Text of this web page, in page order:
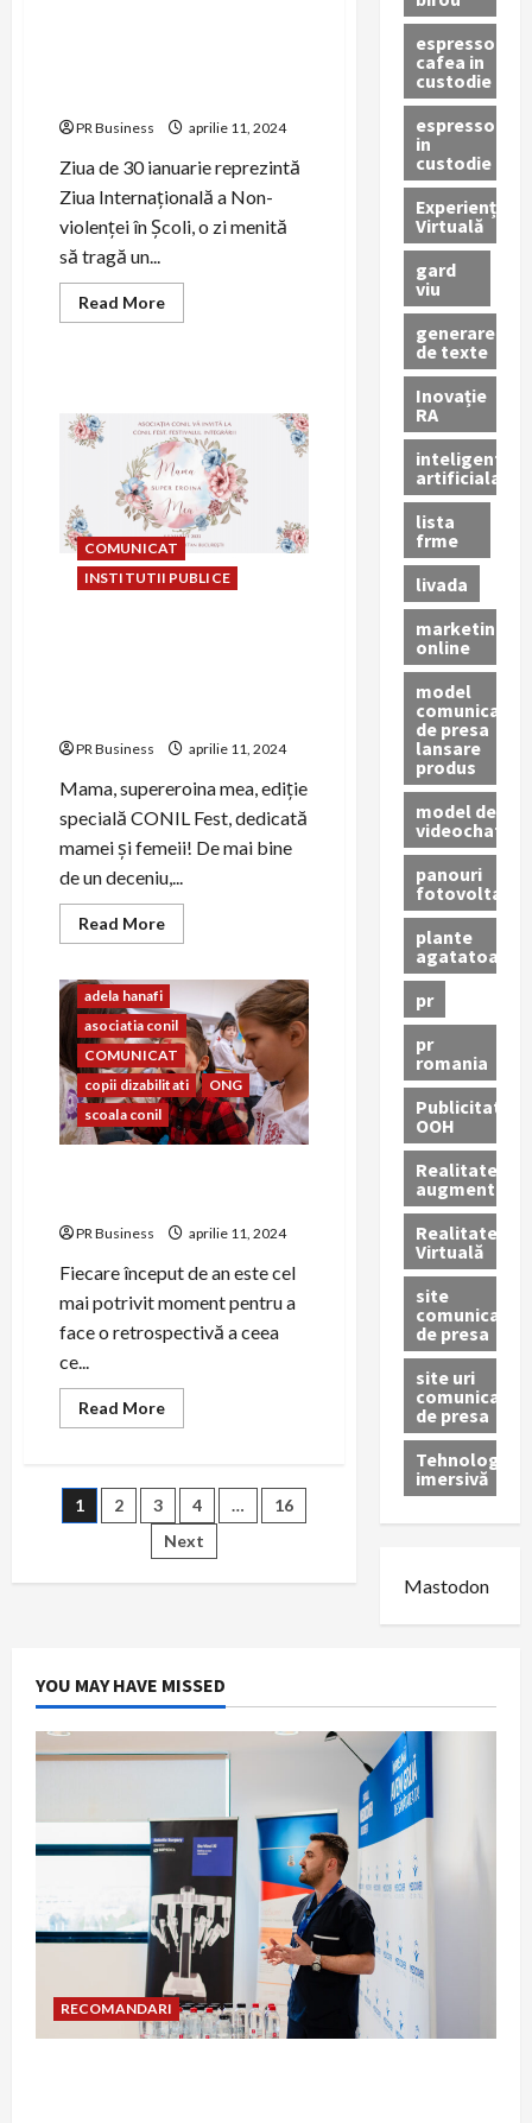
PR Business aprilie 11, 2024
Ziua de 30 ianuarie reprezintă
Ziua Internațională a Non-
violenței în Școli, o zi menită
să tragă un...
Read MoreRead
more
organizat
de
Asociația
CONIL
cu
ocazia
Zilei
Nonviolenței
in
Școli
COMUNICAT
INSTITUTII PUBLICE
PR Business aprilie 11, 2024
Mama, supereroina mea, ediție
specială CONIL Fest, dedicată
mamei și femeii! De mai bine
de un deceniu,...
Read MoreRead
more
CONIL
da
start
inscrierilor
la
evenimentul
Mama,
supereroina
mea!,
ediție
adela hanafi
asociatia conil
COMUNICAT
copii dizabilitati
ONG
scoala conil
PR Business aprilie 11, 2024
Fiecare început de an este cel
mai potrivit moment pentru a
face o retrospectivă a ceea
ce...
Read MoreRead
more
–
Raport
de
activitate
2022
Paginație
articole
1 2 3 4 …
16
Next
espressor
cafea in
custodie
espressor
in
custodie
Experiență
Virtuală
gard
viu
generare
de texte
Inovație
RA
inteligenta
artificiala
lista
frme
livada
marketing
online
model
comunicat
de presa
lansare
produs
model de
videochat
panouri
fotovoltaice
plante
agatatoare
pr
pr
romania
Publicitate
OOH
Realitatea
augmentată
Realitatea
Virtuală
site
comunicate
de presa
site uri
comunicate
de presa
Tehnologie
imersivă
Mastodon
YOU MAY HAVE MISSED
RECOMANDARI